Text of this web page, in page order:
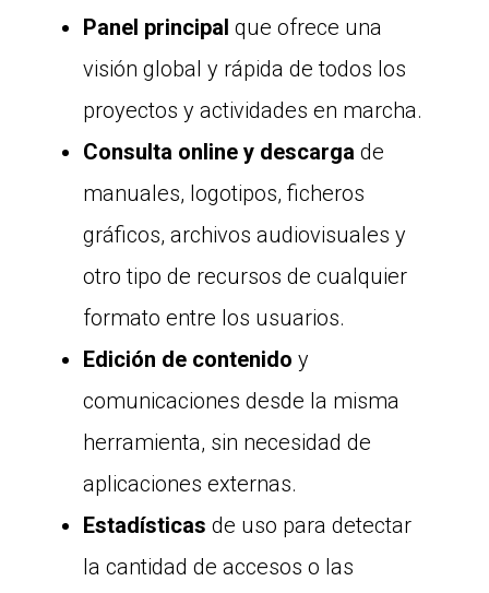
Panel principal que ofrece una
visión global y rápida de todos los
proyectos y actividades en marcha.
Consulta online y descarga de
manuales, logotipos, ficheros
gráficos, archivos audiovisuales y
otro tipo de recursos de cualquier
formato entre los usuarios.
Edición de contenido y
comunicaciones desde la misma
herramienta, sin necesidad de
aplicaciones externas.
Estadísticas de uso para detectar
la cantidad de accesos o las